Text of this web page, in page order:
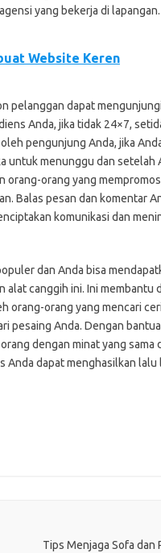
yang bekerja di lapangan.
Website Keren
pelanggan dapat
Anda, jika tidak 24×7,
pengunjung Anda, jika
untuk menunggu dan setelah
orang yang
Balas pesan dan komentar
komunikasi dan
dan Anda bisa
canggih ini. Ini membantu
orang yang mencari
pesaing Anda. Dengan
dengan minat yang sama
dapat menghasilkan lalu
Tips Menjaga Sofa dan